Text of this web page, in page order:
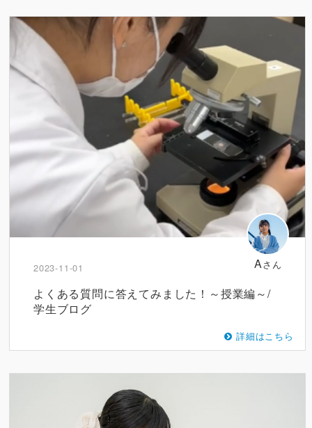
Aさん
2023-11-01
よくある質問に答えてみました！～授業編～/
学生ブログ
詳細はこちら